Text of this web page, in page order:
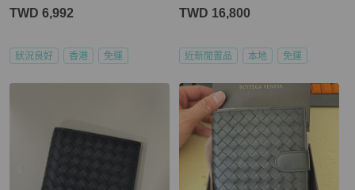
TWD 6,992
狀況良好 香港 免運
TWD 16,800
近新閒置品 本地 免運